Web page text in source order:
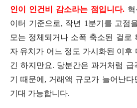
인이 인건비 감소라는 점입니다.
이터 기준으로, 작년 1분기를 고점
모는 정체되거나 소폭 축소된 걸로
자 유치가 어느 정도 가시화된 이후
긴 하지만요. 당분간은 과거처럼 급
기 때문에, 거래액 규모가 늘어난다
기대 가능합니다.